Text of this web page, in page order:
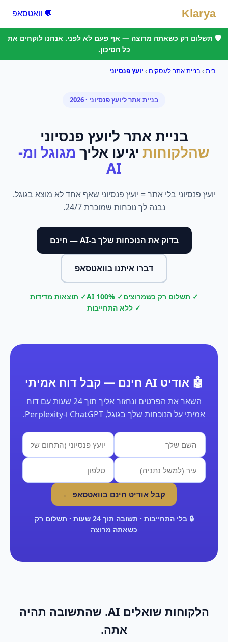
Klarya 💬 וואטסאפ
🛡️ תשלום רק כשאתה מרוצה — אף פעם לא לפני. אנחנו לוקחים את
כל הסיכון.
בית›בניית אתר לעסקים › יועץ פנסיוני
בניית אתרליועץ פנסיוני · 2026
בניית אתר ליועץ פנסיוני
שהלקוחות יגיעו אליך מגוגל ומ-
AI
יועץ פנסיוני בלי אתר = יועץ פנסיוני שאף אחד לא מוצא בגוגל.
נבנה לך נוכחות שמוכרת 24/7.
בדוק את הנוכחות שלך ב-AI — חינם
דברו איתנו בוואטסאפ
✓ תשלום רק כשמרוצים✓ 100% AI
✓ תוצאות מדידות
✓ ללא התחייבות
🤖 אודיט AI חינם — קבל דוח אמיתי
השאר את הפרטים ונחזור אליך תוך 24 שעות עם דוח
אמיתי על הנוכחות שלך בגוגל, ChatGPT ו-Perplexity.
קבל אודיט חינם בוואטסאפ ←
🔒 בלי התחייבות · תשובה תוך 24 שעות · תשלום רק
כשאתה מרוצה
הלקוחות שואלים AI. שהתשובה תהיה
אתה.